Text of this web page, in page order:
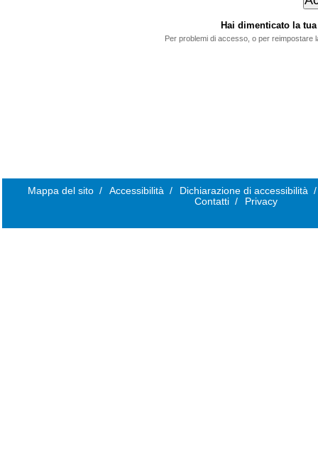
Hai dimenticato la
Per problemi di accesso, o per reimpostare
Mappa del sito / Accessibilità / Dichiarazione di accessibilità /
Contatti / Privacy